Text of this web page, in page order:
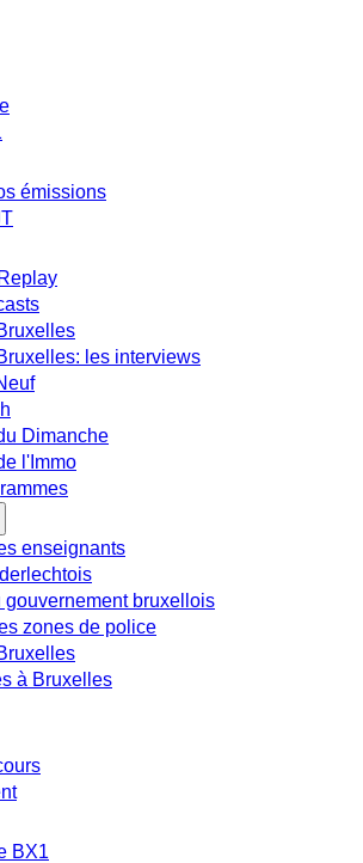
émissions
les interviews
Dimanche
l'Immo
enseignants
gouvernement bruxellois
zones de police
à Bruxelles
BX1